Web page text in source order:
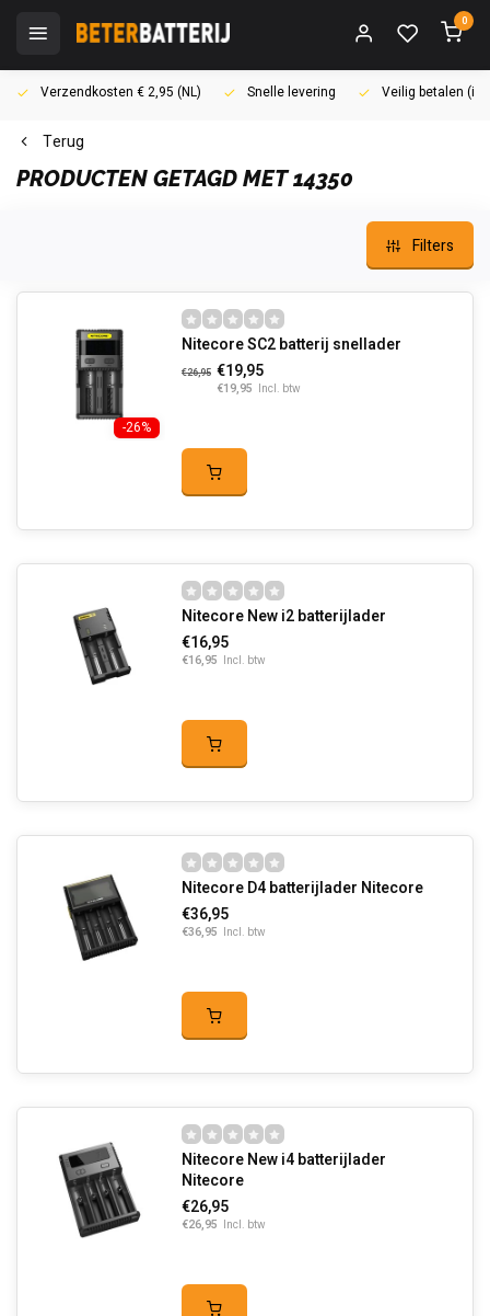
0
Verzendkosten € 2,95 (NL) Snelle levering Veilig betalen
Terug
PRODUCTEN GETAGD MET 14350
Filters
-26%
Nitecore SC2 batterij snellader
€26,95 €19,95
€19,95 Incl. btw
Nitecore New i2 batterijlader
€16,95
€16,95 Incl. btw
Nitecore D4 batterijlader Nitecore
€36,95
€36,95 Incl. btw
Nitecore New i4 batterijlader
Nitecore
€26,95
€26,95 Incl. btw